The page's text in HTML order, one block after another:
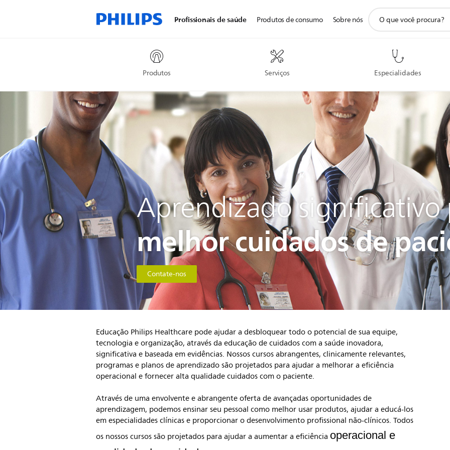
Profissionais de saúde
Produtos Serviços Especialidades
Produtos de consumo Sobre nós
suporte
Aprendizado significativo
melhor cuidados de
Contate-nos
Educação Philips Healthcare pode ajudar a desbloquear todo o potencial de sua equipe,
tecnologia e organização, através da educação de cuidados com a saúde inovadora,
significativa e baseada em evidências. Nossos cursos abrangentes, clinicamente relevantes,
programas e planos de aprendizado são projetados para ajudar a melhorar a eficiência
operacional e fornecer alta qualidade cuidados com o paciente.
Através de uma envolvente e abrangente oferta de avançadas oportunidadesde
aprendizagem, podemos ensinar seu pessoal como melhor usar produtos, ajudar aeducá-los
em especialidades clínicas e proporcionar o desenvolvimento profissional não-clínicos. Todos
os nossos cursos são projetados para ajudar a aumentar a eficiência operacional e